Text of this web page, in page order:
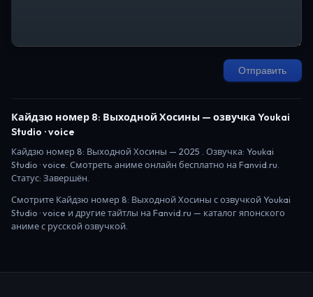
Отправить
Кайдзю номер 8: Выходной Хосины — озвучка Youkai
Studio · voice
Кайдзю номер 8: Выходной Хосины — 2025
. Озвучка: Youkai
Studio · voice. Смотреть аниме онлайн бесплатно на Fanvid.ru.
Статус: Завершён
Смотрите Кайдзю номер 8: Выходной Хосины с озвучкой Youkai
Studio · voice и другие тайтлы на Fanvid.ru — каталог японского
аниме с русской озвучкой.